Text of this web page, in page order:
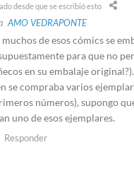
desde que se escribió esto
AMO VEDRAPONTE
de esos cómics se
para que no
en su embalaje
se compraba varios
números), supongo
uno de esos ejemplares.
Responder